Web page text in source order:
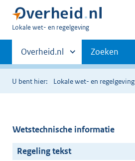
U
hier:
Lokale wet- en regelgeving
Primaire
navigatie
Andere
sites
binnen
Overheid.nl Zoeken
U bent hier: Lokale wet- en regelgeving
Wetstechnische informatie
Regeling tekst